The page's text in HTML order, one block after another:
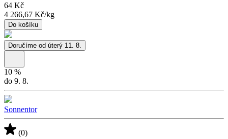
64 Kč
4 266,67 Kč/kg
Do košíku
Doručíme od úterý 11. 8.
10 %
do 9. 8.
Sonnentor
(0)